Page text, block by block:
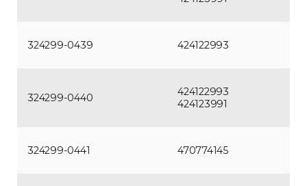
324299-0439 424122993
324299-0440
424122993
424123991
324299-0441 470774145